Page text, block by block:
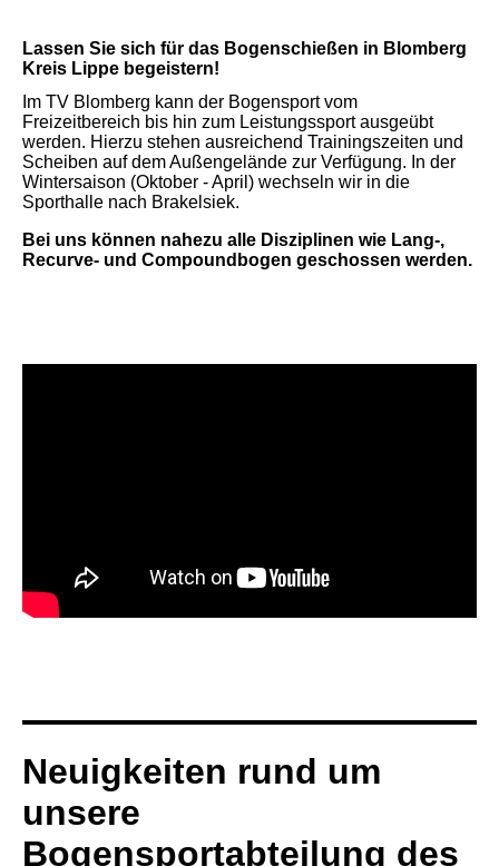
Lassen Sie sich für das Bogenschießen in Blomberg
Kreis Lippe begeistern!
Im TV Blomberg kann der Bogensport vom
Freizeitbereich bis hin zum Leistungssport ausgeübt
werden. Hierzu stehen ausreichend Trainingszeiten und
Scheiben auf dem Außengelände zur Verfügung. In der
Wintersaison (Oktober - April) wechseln wir in die
Sporthalle nach Brakelsiek.
Bei uns können nahezu alle Disziplinen wie Lang-,
Recurve- und Compoundbogen geschossen werden.
Neuigkeiten rund um
unsere
Bogensportabteilung des